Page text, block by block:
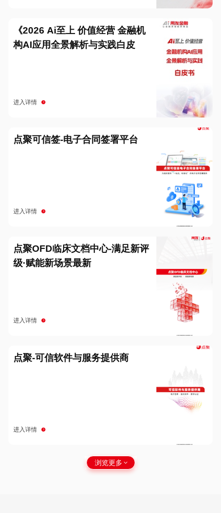
《2026 Ai至上 价值经营 金融机
构AI应用全景解析与实践白皮
进入详情
点聚可信签-电子合同签署平台
进入详情
点聚OFD临床文档中心-满足新评
级·赋能新场景最新
进入详情
点聚-可信软件与服务提供商
进入详情
浏览更多